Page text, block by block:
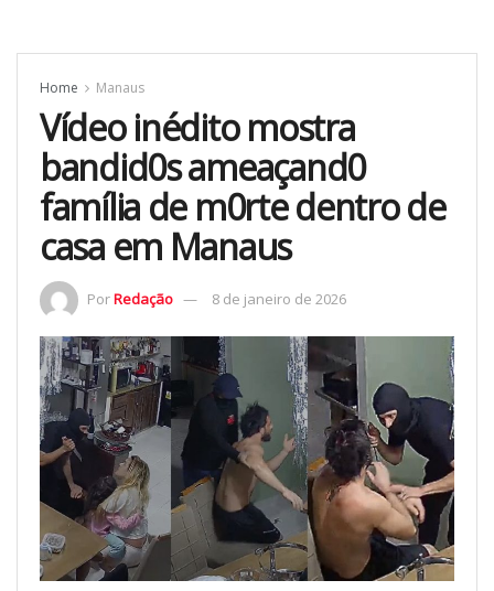
Home Manaus
Vídeo inédito mostra
bandid0s ameaçand0
família de m0rte dentro de
casa em Manaus
PorRedação 8 de janeiro de 2026